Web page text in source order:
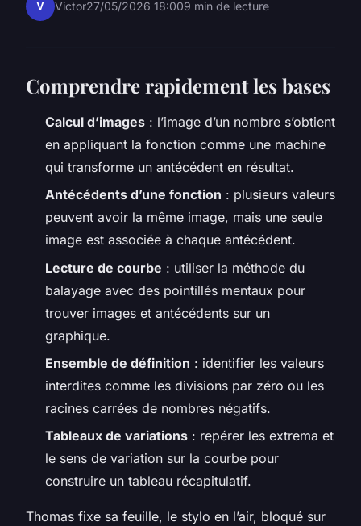
V Victor27/05/2026 18:009 min de lecture
Comprendre rapidement les bases
Calcul d’images : l’image d’un nombre s’obtient
en appliquant la fonction comme une machine
qui transforme un antécédent en résultat.
Antécédents d’une fonction : plusieurs valeurs
peuvent avoir la même image, mais une seule
image est associée à chaque antécédent.
Lecture de courbe : utiliser la méthode du
balayage avec des pointillés mentaux pour
trouver images et antécédents sur un
graphique.
Ensemble de définition : identifier les valeurs
interdites comme les divisions par zéro ou les
racines carrées de nombres négatifs.
Tableaux de variations : repérer les extrema et
le sens de variation sur la courbe pour
construire un tableau récapitulatif.
Thomas fixe sa feuille, le stylo en l’air, bloqué sur